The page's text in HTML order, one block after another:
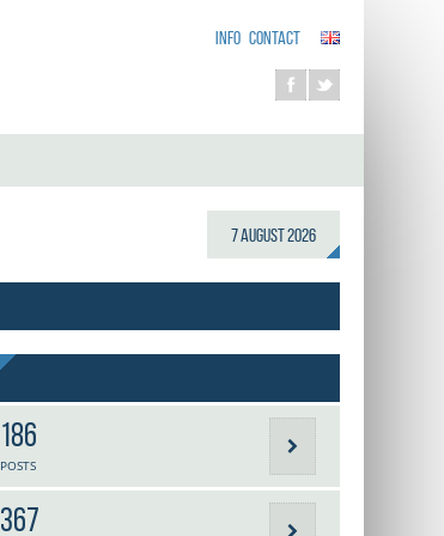
INFO CONTACT
7 August 2026
186
POSTS
367